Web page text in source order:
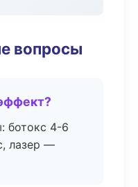
вопросы
ботокс 4-6
лазер —